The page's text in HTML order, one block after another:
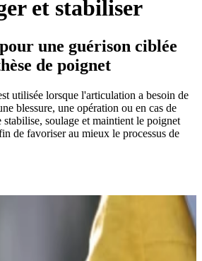
et stabiliser
une guérison ciblée
de poignet
utilisée lorsque l'articulation a besoin de
blessure, une opération ou en cas de
soulage et maintient le poignet
de favoriser au mieux le processus de